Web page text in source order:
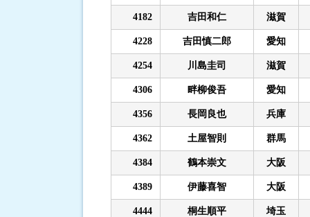
4182 吉田和仁 滋賀
4228 吉田慎二郎 愛知
4254 川島圭司 滋賀
4306 畔柳俊吾 愛知
4356 長岡良也 兵庫
4362 土屋智則 群馬
4384 鶴本崇文 大阪
4389 伊藤喜智 大阪
4444 桐生順平 埼玉